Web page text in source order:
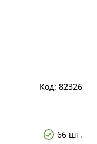
Код: 82326
66 шт.